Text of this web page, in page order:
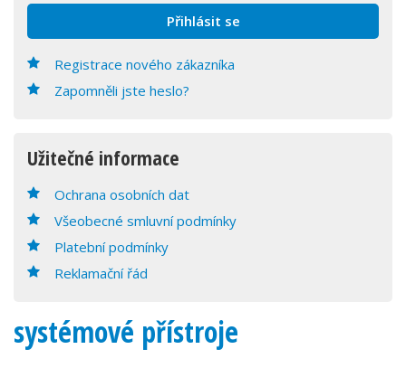
Registrace nového zákazníka
Zapomněli jste heslo?
Užitečné informace
Ochrana osobních dat
Všeobecné smluvní podmínky
Platební podmínky
Reklamační řád
systémové přístroje